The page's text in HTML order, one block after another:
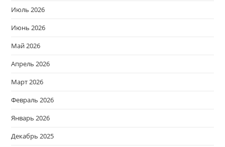
Июль 2026
Июнь 2026
Май 2026
Апрель 2026
Март 2026
Февраль 2026
Январь 2026
Декабрь 2025